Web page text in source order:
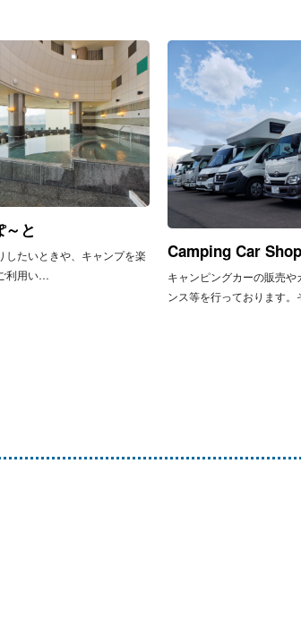
と
したいときや、キャンプを楽
利用い…
Camping Car
キャンピングカーの販売
ンス等を行っております